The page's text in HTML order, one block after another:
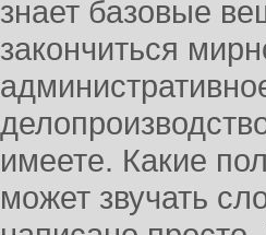
знает базовые
закончиться
имеете. Какие
может звучать